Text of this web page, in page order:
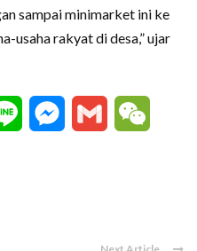
sampai minimarket ini ke
usaha rakyat di desa,” ujar
Line Messenger
Gmail